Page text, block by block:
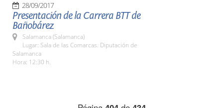
28/09/2017
Presentación de la Carrera BTT de
Bañobárez
Salamanca (Salamanca)
Lugar: Sala de las Comarcas. Diputación de
Salamanca
Hora: 12:30 h.